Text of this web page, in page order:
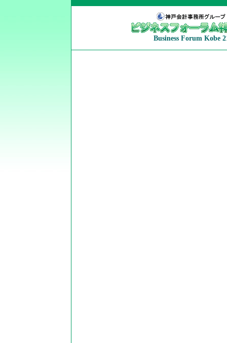
Business Forum Kobe